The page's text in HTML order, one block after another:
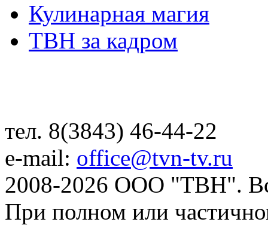
Кулинарная магия
ТВН за кадром
тел. 8(3843) 46-44-22
e-mail: office@tvn-tv.ru
2008-2026 ООО "ТВН".
При полном или